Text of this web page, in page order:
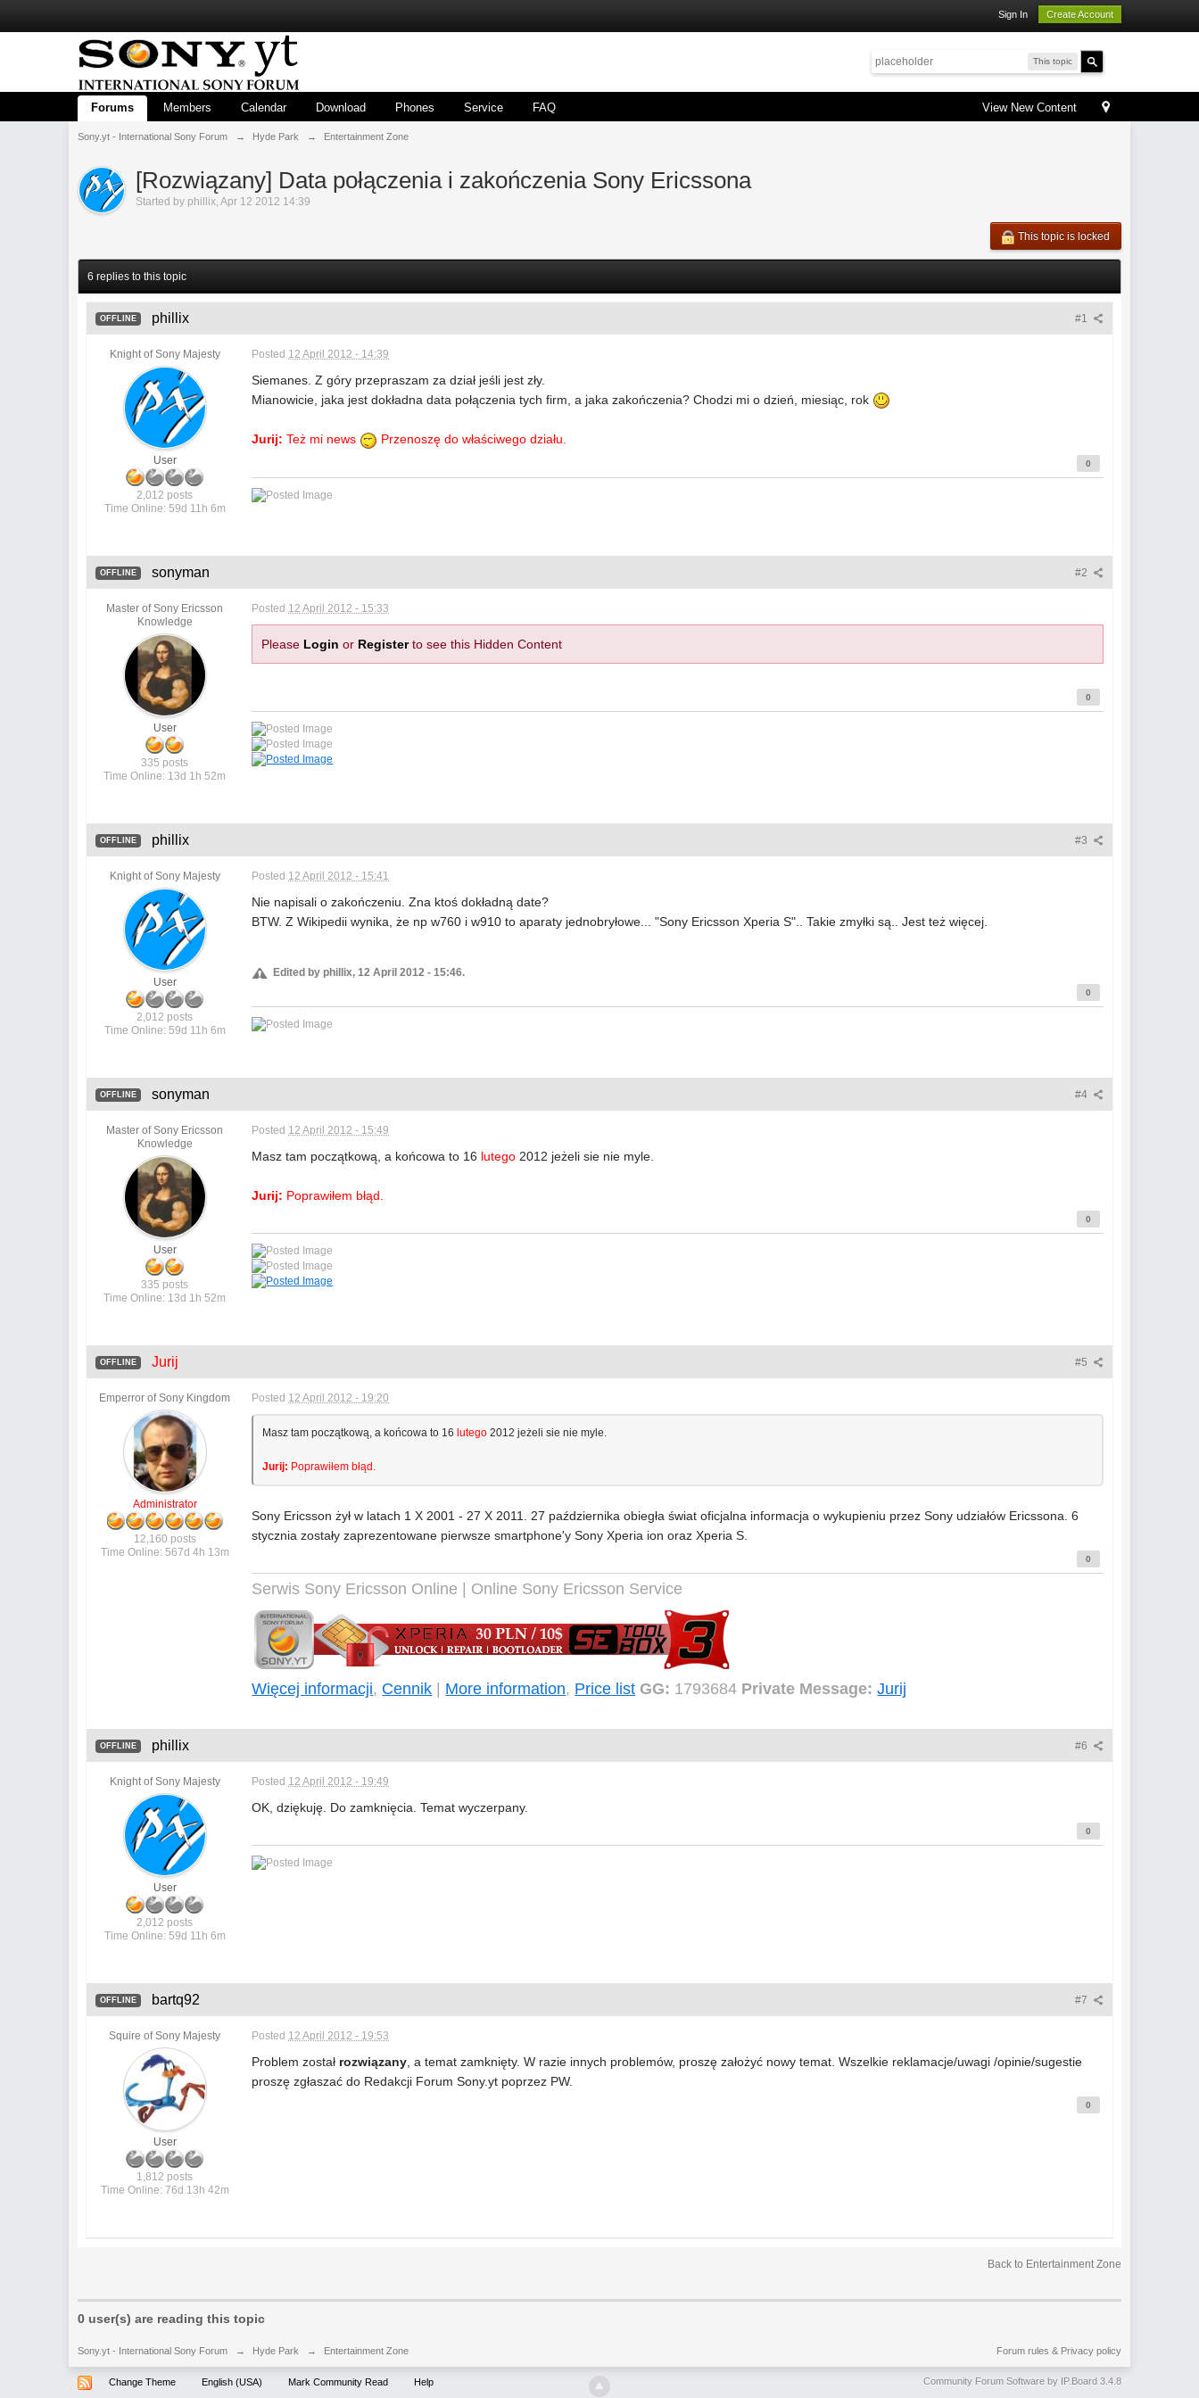
Sign In Create Account
This topic
View New Content
Forums Members Calendar Download Phones Service FAQ
Sony.yt - International Sony Forum → Hyde Park → Entertainment Zone
[Rozwiązany] Data połączenia i zakończenia Sony Ericssona
Started by phillix,Apr 12 2012 14:39
This topic is locked
6 replies to this topic
#1
OFFLINE phillix
Knight of Sony Majesty
User
2,012 posts
Time Online: 59d 11h 6m
Posted 12 April 2012 - 14:39
Siemanes. Z góry przepraszam za dział jeśli jest zły.
Mianowicie, jaka jest dokładna data połączenia tych firm, a jaka zakończenia? Chodzi mi o dzień, miesiąc, rok
Jurij: Też mi news Przenoszę do właściwego działu.
0
#2
OFFLINE sonyman
Master of Sony Ericsson
Knowledge
User
335 posts
Time Online: 13d 1h 52m
Posted 12 April 2012 - 15:33
Please Login or Registerto see this Hidden Content
0
#3
OFFLINE phillix
Knight of Sony Majesty
User
2,012 posts
Time Online: 59d 11h 6m
Posted 12 April 2012 - 15:41
Nie napisali o zakończeniu. Zna ktoś dokładną date?
BTW. Z Wikipedii wynika, że np w760 i w910 to aparaty jednobryłowe... "Sony Ericsson Xperia S".. Takie zmyłki są.. Jest też więcej.
Edited by phillix, 12 April 2012 - 15:46.
0
#4
OFFLINE sonyman
Master of Sony Ericsson
Knowledge
User
335 posts
Time Online: 13d 1h 52m
Posted 12 April 2012 - 15:49
Masz tam początkową, a końcowa to 16 lutego 2012 jeżeli sie nie myle.
Jurij: Poprawiłem błąd.
0
#5
OFFLINE Jurij
Emperror of Sony Kingdom
Administrator
12,160 posts
Time Online: 567d 4h 13m
Posted 12 April 2012 - 19:20
Masz tam początkową, a końcowa to 16 lutego 2012 jeżeli sie nie myle.
Jurij: Poprawiłem błąd.
Sony Ericsson żył w latach 1 X 2001 - 27 X 2011. 27 października obiegła świat oficjalna informacja o wykupieniu przez Sony udziałów Ericssona. 6
stycznia zostały zaprezentowane pierwsze smartphone'y Sony Xperia ion oraz Xperia S.
0
Serwis Sony Ericsson Online | Online Sony Ericsson Service
Więcej informacji, Cennik More information, Price list GG: 1793684 Private Message: Jurij
#6
OFFLINE phillix
Knight of Sony Majesty
User
2,012 posts
Time Online: 59d 11h 6m
Posted 12 April 2012 - 19:49
OK, dziękuję. Do zamknięcia. Temat wyczerpany.
0
#7
OFFLINE bartq92
Squire of Sony Majesty
User
1,812 posts
Time Online: 76d 13h 42m
Posted 12 April 2012 - 19:53
Problem został rozwiązany , a temat zamknięty. W razie innych problemów, proszę założyć nowy temat. Wszelkie reklamacje/uwagi /opinie/sugestie
proszę zgłaszać do Redakcji Forum Sony.yt poprzez PW.
0
Back to Entertainment Zone
0 user(s) are reading this topic
Sony.yt - International Sony Forum → Hyde Park → Entertainment Zone Forum rules & Privacy policy
Change Theme English (USA) Mark Community Read Help Community Forum Software by IP.Board 3.4.8